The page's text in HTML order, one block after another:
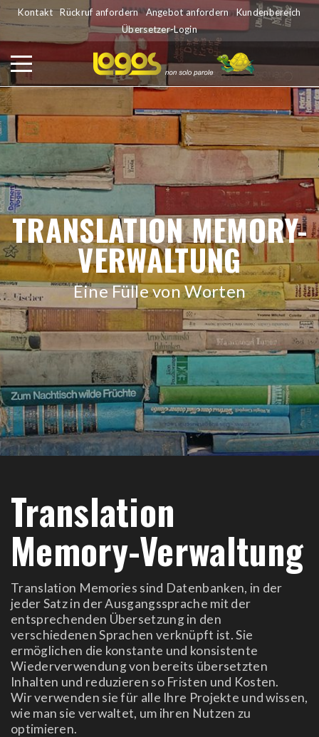
Kontakt Rückruf anfordern Angebot anfordern
Kundenbereich
Übersetzer-Login
TRANSLATION MEMORY-
VERWALTUNG
Eine Fülle von Worten
Translation
Memory-Verwaltung
Translation Memories sind Datenbanken, in der
jeder Satz in der Ausgangssprache mit der
entsprechenden Übersetzung in den
verschiedenen Sprachen verknüpft ist. Sie
ermöglichen die konstante und konsistente
Wiederverwendung von bereits übersetzten
Inhalten und reduzieren so Fristen und Kosten.
Wir verwenden sie für alle Ihre Projekte und wissen,
wie man sie verwaltet, um ihren Nutzen zu
optimieren.